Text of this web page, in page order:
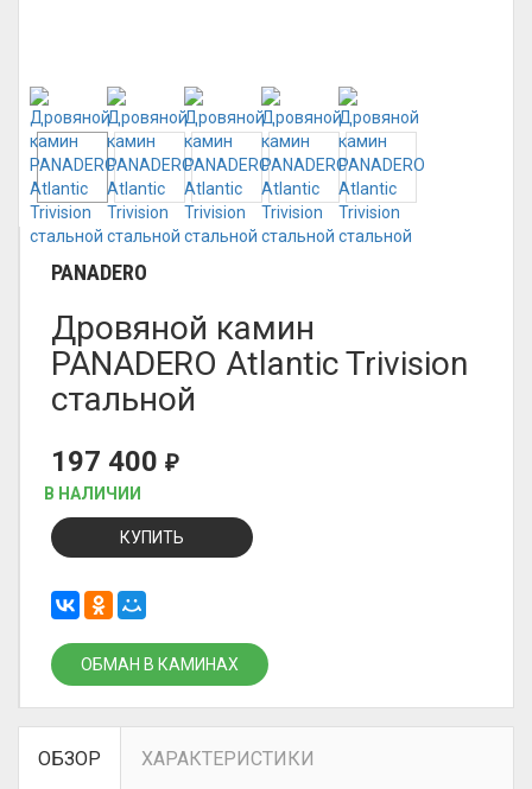
PANADERO
Дровяной камин
PANADERO Atlantic Trivision
стальной
197 400 ₽
В НАЛИЧИИ
КУПИТЬ
ОБМАН В КАМИНАХ
ОБЗОР ХАРАКТЕРИСТИКИ